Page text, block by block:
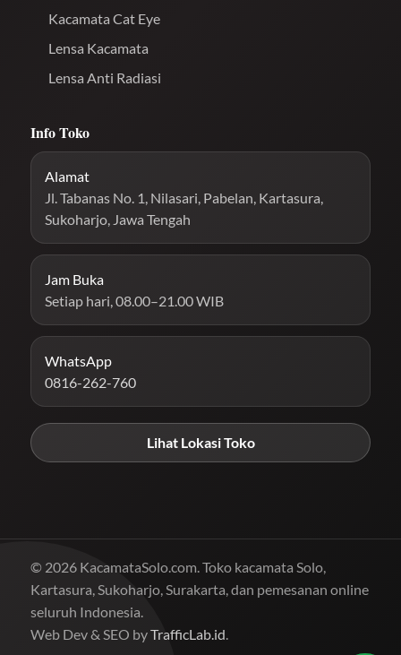
Kacamata Cat Eye
Lensa Kacamata
Lensa Anti Radiasi
Info Toko
Alamat
Jl. Tabanas No. 1, Nilasari, Pabelan, Kartasura,
Sukoharjo, Jawa Tengah
Jam Buka
Setiap hari, 08.00–21.00 WIB
WhatsApp
0816-262-760
Lihat Lokasi Toko
© 2026 KacamataSolo.com. Toko kacamata Solo,
Kartasura, Sukoharjo, Surakarta, dan pemesanan online
seluruh Indonesia.
Web Dev & SEO byTrafficLab.id.